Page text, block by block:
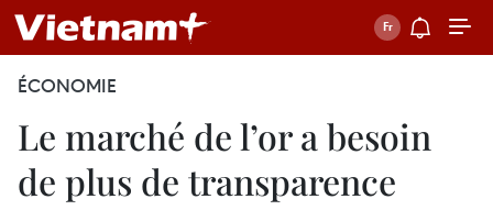
ÉCONOMIE
Le marché de l’or a besoin
de plus de transparence